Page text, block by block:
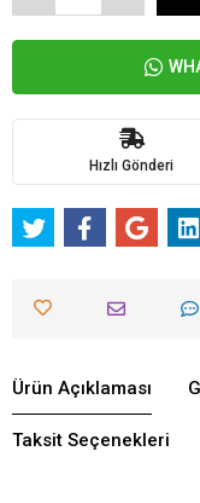
Hızlı Gönderi
Ürün Açıklaması
Taksit Seçenekleri